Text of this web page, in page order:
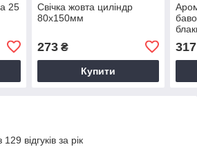
25
Свічка жовта циліндр
80х150мм
273₴
Купити
317
відгуків за рік